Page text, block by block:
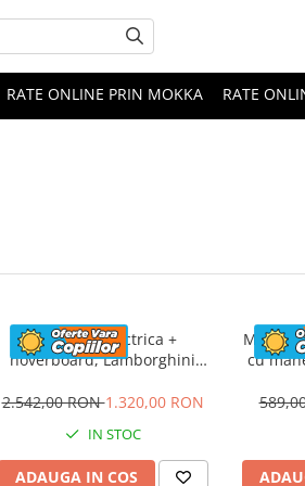
RATE ONLINE PRIN MOKKA RATE
Masinuta electrica +
hoverboard, Lamborghini
premium, Rosu
2.542,00 RON1.320,00 RON
IN STOC
ADAUGA IN COS
cu